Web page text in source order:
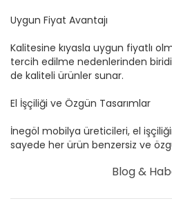
Uygun Fiyat Avantajı
Kalitesine kıyasla uygun fiyatlı
tercih edilme nedenlerinden
de kaliteli ürünler sunar.
El İşçiliği ve Özgün Tasarımlar
İnegöl mobilya üreticileri, el
sayede her ürün benzersiz ve
Blog &